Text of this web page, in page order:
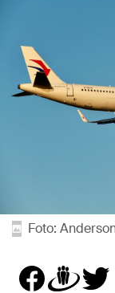
Foto: